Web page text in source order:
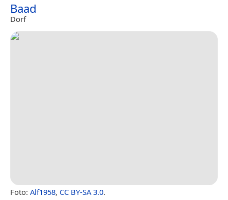
Baad
Dorf
Foto: Alf1958, CC BY-SA 3.0.